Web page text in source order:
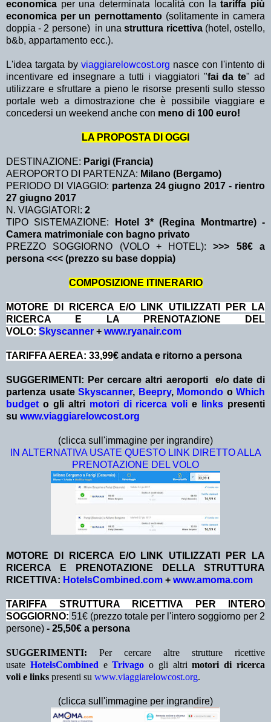
economica per una determinata località con latariffa più
economica per un pernottamento (solitamente in camera
doppia - 2 persone) in unastruttura ricettiva(hotel, ostello,
b&b, appartamento ecc.).
L'idea targata by viaggiarelowcost.org nasce con l'intento di
incentivare ed insegnare a tutti i viaggiatori "fai da te" ad
utilizzare e sfruttare a pieno le risorse presenti sullo stesso
portale web a dimostrazione che è possibile viaggiare e
concedersi un weekend anche con meno di 100 euro!
LA PROPOSTA DI OGGI
DESTINAZIONE: Parigi (Francia)
AEROPORTO DI PARTENZA: Milano (Bergamo)
PERIODO DI VIAGGIO: partenza 24 giugno 2017- rientro
27 giugno 2017
N. VIAGGIATORI: 2
TIPO SISTEMAZIONE:
Hotel 3* (Regina Montmartre) -
Camera matrimoniale con bagno privato
PREZZO SOGGIORNO (VOLO + HOTEL):>>> 58€ a
persona <<< (prezzo su base doppia)
COMPOSIZIONE ITINERARIO
MOTORE DI RICERCA E/O LINK UTILIZZATI PER LA
RICERCA E LA PRENOTAZIONE DEL
VOLO: Skyscanner + www.ryanair.com
TARIFFA AEREA: 33,99€ andata e ritorno a persona
SUGGERIMENTI: Per cercare altri aeroporti e/o date di
partenza usate Skyscanner, Beepry, Momondo o Which
budget o gli altri motori di ricerca voli e links presenti
su www.viaggiarelowcost.org
(clicca sull'immagine per ingrandire)
IN ALTERNATIVA USATE QUESTO LINK DIRETTO ALLA
PRENOTAZIONE DEL VOLO
MOTORE DI RICERCA E/O LINK UTILIZZATI PER LA
RICERCA E PRENOTAZIONE DELLA STRUTTURA
RICETTIVA: HotelsCombined.com + www.amoma.com
TA RIFFA STRUTTURA RICETTIVA PER INTERO
SOGGIORNO: 51€ (prezzo totale per l'intero soggiorno per 2
persone) - 25,50€ a persona
SUGGERIMENTI: Per cercare altre strutture ricettive
usate HotelsCombined eTrivago o gli altrimotori di ricerca
voli e links presenti su www.viaggiarelowcost.org.
(clicca sull'immagine per ingrandire)